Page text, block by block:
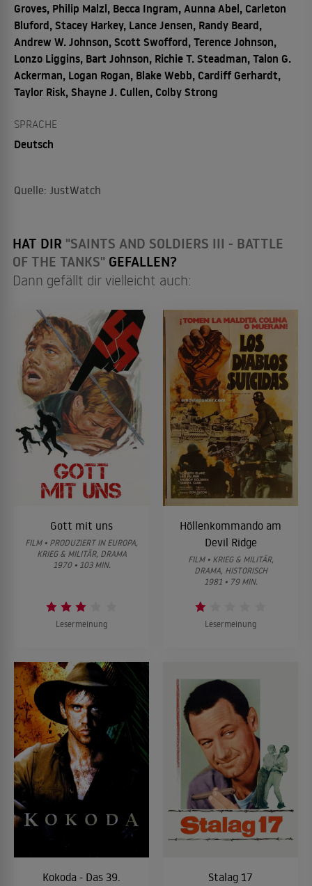
Groves, Philip Malzl, Becca Ingram, Aunna Abel, Carleton
Bluford, Stacey Harkey, Lance Jensen, Randy Beard,
Andrew W. Johnson, Scott Swofford, Terence Johnson,
Lonzo Liggins, Bart Johnson, Richie T. Steadman, Talon G.
Ackerman, Logan Rogan, Blake Webb, Cardiff Gerhardt,
Taylor Risk, Shayne J. Cullen, Colby Strong
SPRACHE
Deutsch
Quelle: JustWatch
HAT DIR "SAINTS AND SOLDIERS III - BATTLE
OF THE TANKS" GEFALLEN?
Dann gefällt dir vielleicht auch:
Gott mit uns
FILM • PRODUZIERT IN EUROPA,
KRIEG & MILITÄR, DRAMA
1970 • 103 MIN.
Lesermeinung
Höllenkommando am
Devil Ridge
FILM • KRIEG & MILITÄR,
DRAMA, HISTORISCH
1981 • 79 MIN.
Lesermeinung
Kokoda - Das 39.
Stalag 17